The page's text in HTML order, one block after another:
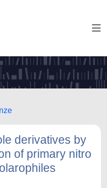
derivatives by
of primary nitro